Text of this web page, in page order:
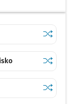
Sprawdź
Wrocław
Sprawdź
Park
Sprawdź
Zemska